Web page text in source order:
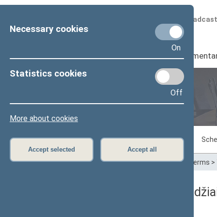
Necessary cookies
On
Statistics cookies
Off
More about cookies
Accept selected Accept all
Scheduled
Seimas I
Sitting in progress Plenary sittings
Home>Plenary sittings>Parliamentary terms >
10/14/2021 Seimo